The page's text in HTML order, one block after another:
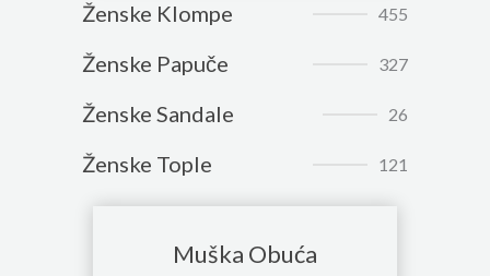
Ženske Klompe 455
Ženske Papuče 327
Ženske Sandale 26
Ženske Tople 121
Muška Obuća